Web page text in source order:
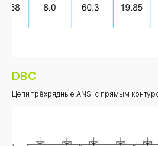
DBC
Цепи трёхрядные ANSI с прямым